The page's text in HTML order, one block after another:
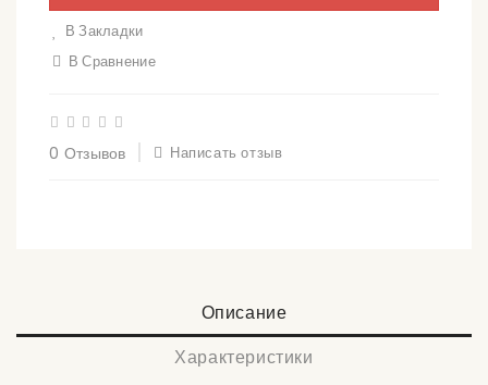
В Закладки
В Сравнение
0 Отзывов Написать отзыв
Описание
Характеристики